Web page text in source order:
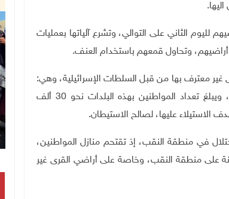
لليوم الثاني على التوالي، وتشرع آلياتها بعمليات
وتحاول قمعهم باستخدام العنف.
عن 45 ألف دونم في منطقة النقع، التي تضم 6 قرى غير معترف بها من قبل السلطات الإسرائيلية، وهي:
بير الحمام، والرويس، والمشاش، والزرنوق، وخربة وطن، والغراء، ويبلغ تعداد المواطنين بهذه البلدات نحو 30 ألف
الاستيلاء عليها، لصالح الاستيطان.
في منطقة النقب، إذ تقتحم منازل المواطنين،
على منطقة النقب، وخاصة على أراضي القرى غير